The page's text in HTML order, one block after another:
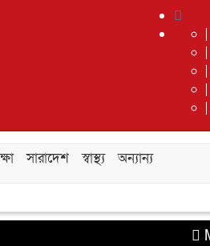
সারাদেশ স্বাস্থ্য অন্যান্য